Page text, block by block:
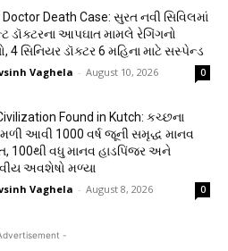
Death Case: સુરત નવી સિવિલમાં
ડૉક્ટરના આપઘાત મામલે રેગિંગનો
4 સિનિયર ડૉક્ટર 6 મહિના માટે સસ્પેન્ડ
Vaghela - August 10, 2026 0
Found in Kutch: કચ્છના
આવી 1000 વર્ષ જૂની સમૃદ્ધ માનવ
100થી વધુ માનવ હાડપિંજર અને
અવશેષો મળ્યા
Vaghela - August 8, 2026 0
-